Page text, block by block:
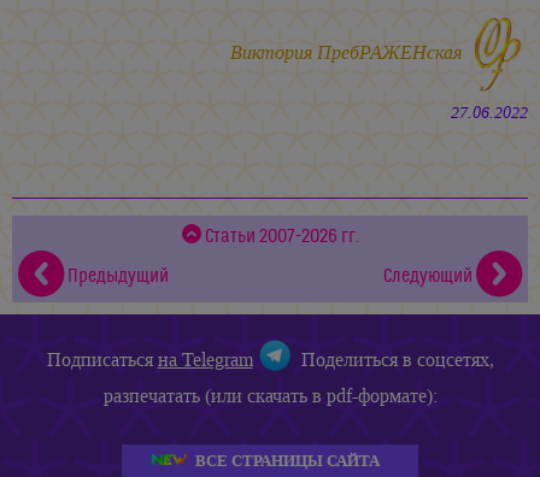
Виктория ПребРАЖЕНская
27.06.2022
Статьи 2007-2026 гг.
Предыдущий
Следующий
Подписатьсяна Telegram
Поделиться в соцсетях,
разпечатать (или скачать в pdf-формате):
ВСЕ СТРАНИЦЫ САЙТА